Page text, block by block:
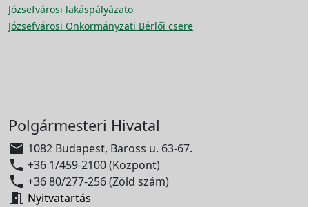
Józsefvárosi lakáspályázato
Józsefvárosi Önkormányzati Bérlői csere
Polgármesteri Hivatal
 1082 Budapest, Baross u. 63-67.
 +36 1/459-2100 (Központ)
 +36 80/277-256 (Zöld szám)
 Nyitvatartás